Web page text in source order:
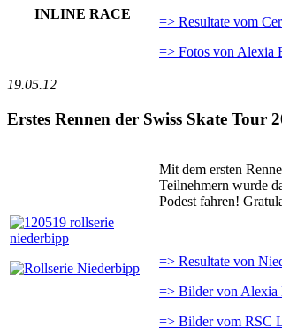
INLINE RACE
=> Resultate vom
=> Fotos von Alexia
19.05.12
Erstes Rennen der Swiss Skate Tour
Mit dem ersten
Teilnehmern wurde
Podest fahren!
=> Resultate von
=> Bilder von Alexia
=> Bilder vom RSC